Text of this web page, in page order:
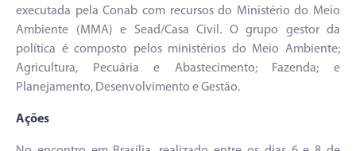
executada pela Conab com recursos do Ministério do Meio
Ambiente (MMA) e Sead/Casa Civil. O grupo gestor da
política é composto pelos ministérios do Meio Ambiente;
Agricultura, Pecuária e Abastecimento; Fazenda; e
Planejamento, Desenvolvimento e Gestão.
Ações